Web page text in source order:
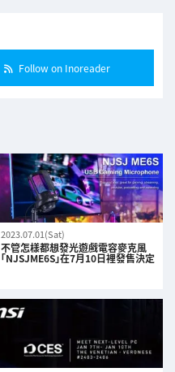
Follow on Inoreader
2023.07.01(Sat)
不管怎樣都想發光遊戲電容麥克風
「NJSJME6S」在7月10日裡發售決定